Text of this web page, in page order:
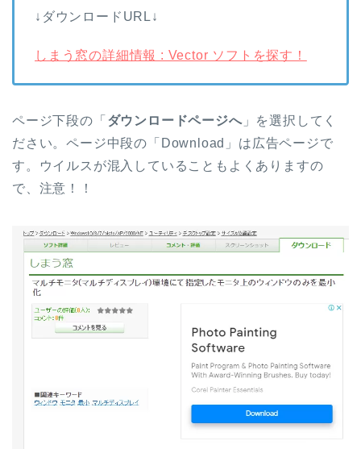
↓ダウンロードURL↓
しまう窓の詳細情報 : Vector ソフトを探す！
ページ下段の「 ダウンロードページへ」を選択してく
ださい。ページ中段の「Download」は広告ページで
す。ウイルスが混入していることもよくありますの
で、注意！！